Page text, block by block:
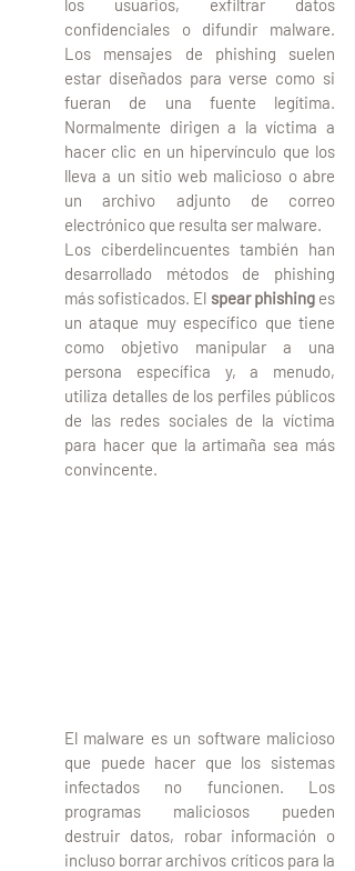
los usuarios, exfiltrar datos
confidenciales o difundir malware.
Los mensajes de phishing suelen
estar diseñados para verse como si
fueran de una fuente legítima.
Normalmente dirigen a la víctima a
hacer clic en un hipervínculo que los
lleva a un sitio web malicioso o abre
un archivo adjunto de correo
electrónico que resulta ser malware.
Los ciberdelincuentes también han
desarrollado métodos de phishing
más sofisticados. El spear phishing es
un ataque muy específico que tiene
como objetivo manipular a una
persona específica y, a menudo,
utiliza detalles de los perfiles públicos
de las redes sociales de la víctima
para hacer que la artimaña sea más
convincente.
El malware es un software malicioso
que puede hacer que los sistemas
infectados no funcionen. Los
programas maliciosos pueden
destruir datos, robar información o
incluso borrar archivos críticos para la